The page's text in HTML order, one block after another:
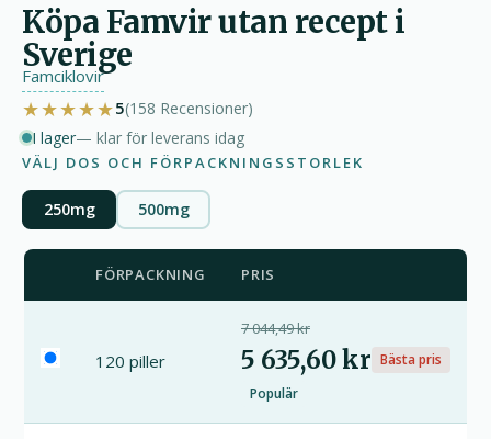
Köpa Famvir utan recept i
Sverige
Famciklovir
★★★★★5(158 Recensioner)
I lager— klar för leverans idag
VÄLJ DOS OCH FÖRPACKNINGSSTORLEK
250mg 500mg
FÖRPACKNING PRIS
120 piller
7 044,49 kr
5 635,60 kr Bästa pris
Populär